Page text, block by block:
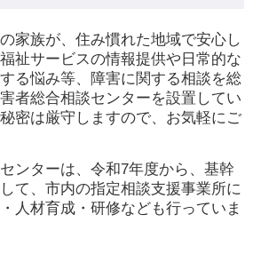
家族が、住み慣れた地域で安心し
祉サービスの情報提供や日常的な
る悩み等、障害に関する相談を総
者総合相談センターを設置してい
密は厳守しますので、お気軽にご
ンターは、令和7年度から、基幹
て、市内の指定相談支援事業所に
人材育成・研修なども行っていま